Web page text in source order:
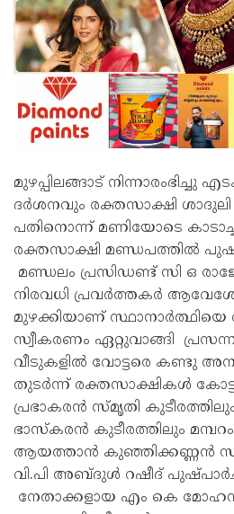
മുഴപ്പിലങ്ങാട് നിന്നാരംഭിച്ചു
ദർശനവും രക്തസാക്ഷി
പതിനൊന്ന് മണിയോടെ
രക്തസാക്ഷി മണ്ഡപത്തിൽ
മണ്ഡലം പ്രസിഡണ്ട് സി ഒ
നിരവധി പ്രവർത്തകർ
മുഴക്കിയാണ്
സ്വീകരണം ഏറ്റുവാങ്ങി
വീടുകളിൽ വോട്ടരെ കണ്ടു
തുടർന്ന് രക്തസാക്ഷികൾ
പ്രഭാകരൻ സ്മൃതി കുടീരത്തിലും
ഭാസ്കരൻ കുടീരത്തിലും
ആയത്താൻ കുഞ്ഞിക്കണ്ണൻ
വി.പി അബ്ദുൾ റഷീദ്
നേതാക്കളായ എം കെ